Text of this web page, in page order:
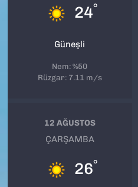
24°
Güneşli
Nem: %50
Rüzgar: 7.11 m/s
12 AĞUSTOS
ÇARŞAMBA
26°